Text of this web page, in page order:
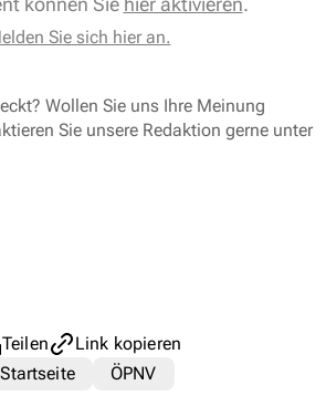
Sie sich hier an.
Wollen Sie uns Ihre Meinung
Sie unsere Redaktion gerne unter
Teilen
Link kopieren
Startseite
ÖPNV